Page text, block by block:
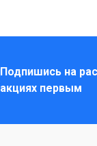
Подпишись на
акциях первым